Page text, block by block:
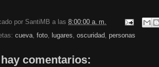
por SantiMB a las 8:00:00 a. m.
cueva, foto, lugares, oscuridad, personas
comentarios: